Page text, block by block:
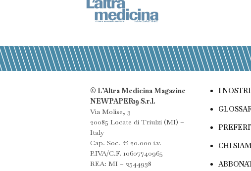
© L’Altra Medicina Magazine
NEWPAPER19 S.r.l.
Via Molise, 3
20085 Locate di Triulzi (MI) –
Italy
Cap. Soc. € 20.000 i.v.
P.IVA/C.F. 10607740965
REA: MI – 2544938
I
CHI